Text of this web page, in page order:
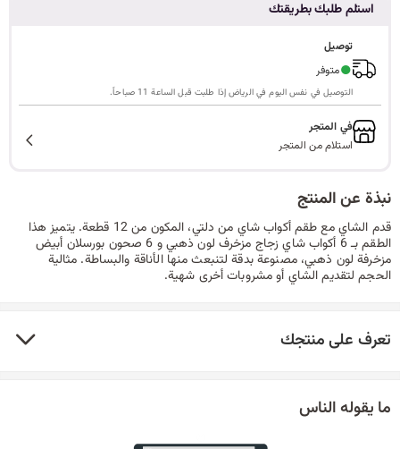
ا
استلم طلبك بطريقتك
توصيل
●متوفر
التوصيل في نفس اليوم في الرياض إذا طلبت قبل الساعة 11 صباحاً.
في المتجر
استلام من المتجر
نبذة عن المنتج
قدم الشاي مع طقم أكواب شاي من دلتي، المكون من 12 قطعة. يتميز هذا
الطقم بـ 6 أكواب شاي زجاج مزخرف لون ذهبي و 6 صحون بورسلان أبيض
مزخرفة لون ذهبي، مصنوعة بدقة لتنبعث منها الأناقة والبساطة. مثالية
الحجم لتقديم الشاي أو مشروبات أخرى شهية.
تعرف على منتجك
ما يقوله الناس